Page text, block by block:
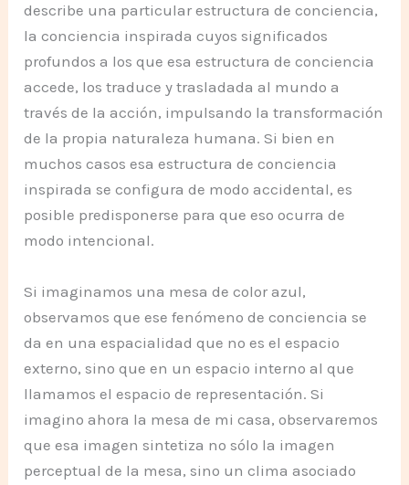
describe una particular estructura de conciencia,
la conciencia inspirada cuyos significados
profundos a los que esa estructura de conciencia
accede, los traduce y trasladada al mundo a
través de la acción, impulsando la transformación
de la propia naturaleza humana. Si bien en
muchos casos esa estructura de conciencia
inspirada se configura de modo accidental, es
posible predisponerse para que eso ocurra de
modo intencional.
Si imaginamos una mesa de color azul,
observamos que ese fenómeno de conciencia se
da en una espacialidad que no es el espacio
externo, sino que en un espacio interno al que
llamamos el espacio de representación. Si
imagino ahora la mesa de mi casa, observaremos
que esa imagen sintetiza no sólo la imagen
perceptual de la mesa, sino un clima asociado